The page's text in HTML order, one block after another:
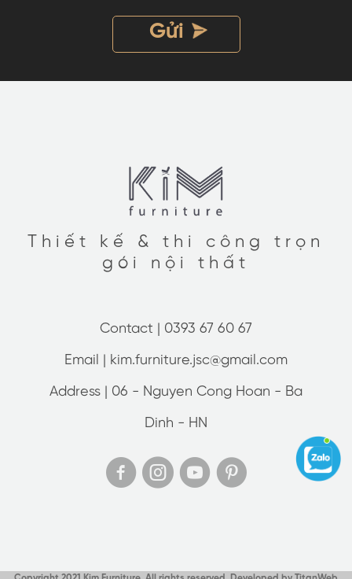
Thiết kế & thi công trọn
gói nội thất
Contact | 0393 67 60 67
Email | kim.furniture.jsc@gmail.com
Address | 06 - Nguyen Cong Hoan - Ba
Dinh - HN